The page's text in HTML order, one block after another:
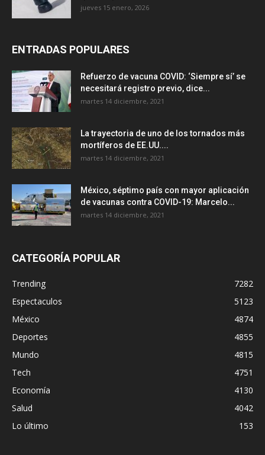
jueves 15 enero, 2026
ENTRADAS POPULARES
Refuerzo de vacuna COVID: ‘Siempre sí’ se
necesitará registro previo, dice...
martes 14 diciembre, 2021
La trayectoria de uno de los tornados más
mortíferos de EE.UU....
martes 14 diciembre, 2021
México, séptimo país con mayor aplicación
de vacunas contra COVID-19: Marcelo...
martes 14 diciembre, 2021
CATEGORÍA POPULAR
Trending
7282
Espectaculos
5123
México
4874
Deportes
4855
Mundo
4815
Tech
4751
Economía
4130
Salud
4042
Lo último
153